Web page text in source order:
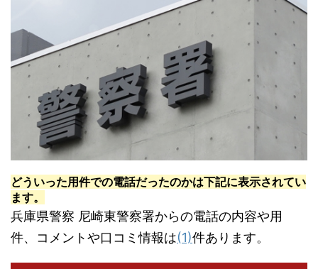
どういった用件での電話だったのかは下記に表示されてい
ます。
兵庫県警察 尼崎東警察署からの電話の内容や用
件、コメントや口コミ情報は(1)件あります。